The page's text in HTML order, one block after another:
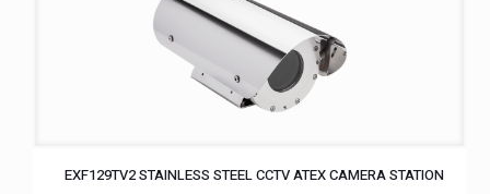
EXF129TV2 STAINLESS STEEL CCTV ATEX CAMERA STATION